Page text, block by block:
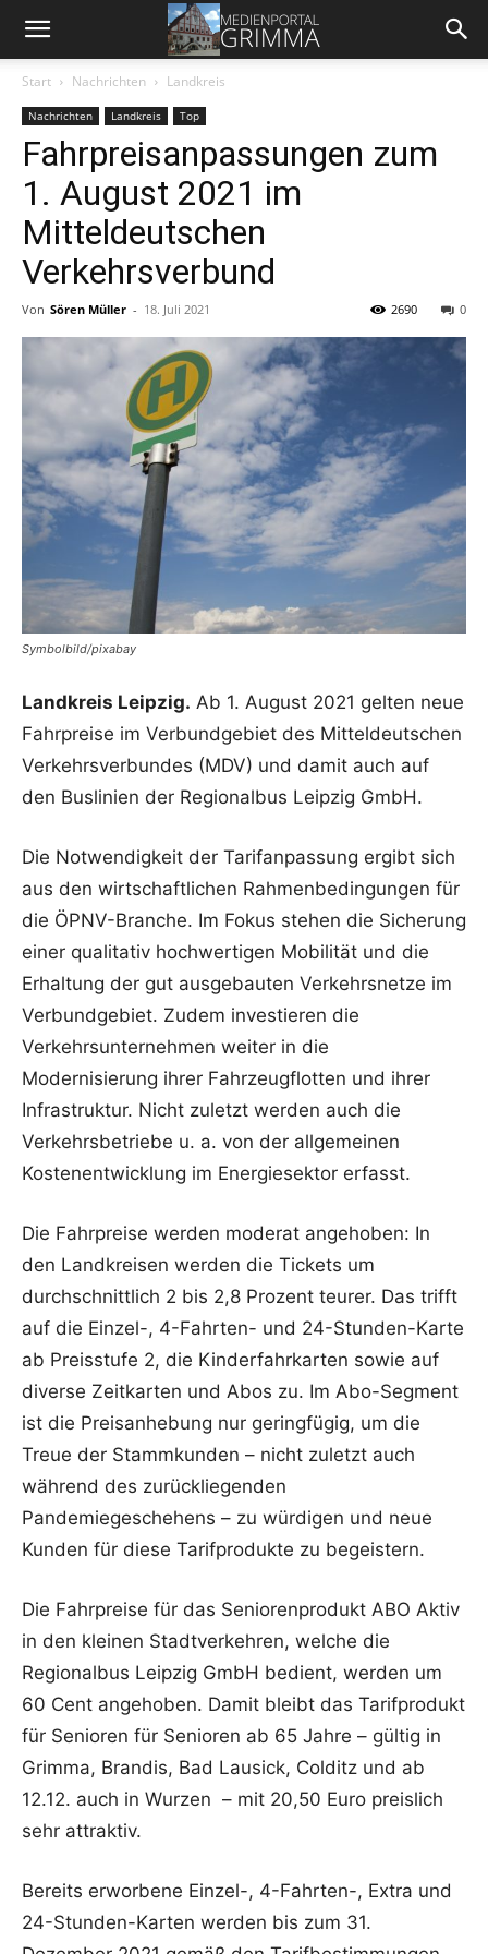
Start Nachrichten Landkreis
Nachrichten Landkreis Top
Fahrpreisanpassungen zum
1. August 2021 im
Mitteldeutschen
Verkehrsverbund
Von Sören Müller - 18. Juli 2021 0
2690
Symbolbild/pixabay
Landkreis Leipzig. Ab 1. August 2021 gelten neue
Fahrpreise im Verbundgebiet des Mitteldeutschen
Verkehrsverbundes (MDV) und damit auch auf
den Buslinien der Regionalbus Leipzig GmbH.
Die Notwendigkeit der Tarifanpassung ergibt sich
aus den wirtschaftlichen Rahmenbedingungen für
die ÖPNV-Branche. Im Fokus stehen die Sicherung
einer qualitativ hochwertigen Mobilität und die
Erhaltung der gut ausgebauten Verkehrsnetze im
Verbundgebiet. Zudem investieren die
Verkehrsunternehmen weiter in die
Modernisierung ihrer Fahrzeugflotten und ihrer
Infrastruktur. Nicht zuletzt werden auch die
Verkehrsbetriebe u. a. von der allgemeinen
Kostenentwicklung im Energiesektor erfasst.
Die Fahrpreise werden moderat angehoben: In
den Landkreisen werden die Tickets um
durchschnittlich 2 bis 2,8 Prozent teurer. Das trifft
auf die Einzel-, 4-Fahrten- und 24-Stunden-Karte
ab Preisstufe 2, die Kinderfahrkarten sowie auf
diverse Zeitkarten und Abos zu. Im Abo-Segment
ist die Preisanhebung nur geringfügig, um die
Treue der Stammkunden – nicht zuletzt auch
während des zurückliegenden
Pandemiegeschehens – zu würdigen und neue
Kunden für diese Tarifprodukte zu begeistern.
Die Fahrpreise für das Seniorenprodukt ABO Aktiv
in den kleinen Stadtverkehren, welche die
Regionalbus Leipzig GmbH bedient, werden um
60 Cent angehoben. Damit bleibt das Tarifprodukt
für Senioren für Senioren ab 65 Jahre – gültig in
Grimma, Brandis, Bad Lausick, Colditz und ab
12.12. auch in Wurzen – mit 20,50 Euro preislich
sehr attraktiv.
Bereits erworbene Einzel-, 4-Fahrten-, Extra und
24-Stunden-Karten werden bis zum 31.